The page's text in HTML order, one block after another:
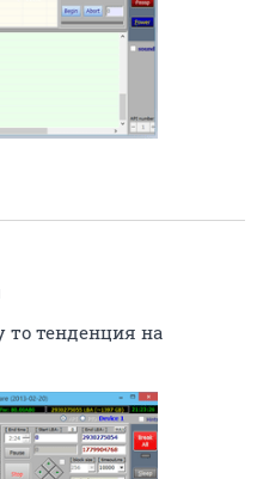
то тенденция на